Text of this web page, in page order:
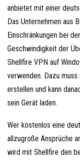
anbietet mit einer
Das Unternehmen aus
Einschränkungen bei
Geschwindigkeit der
Shellfire VPN auf
verwenden. Dazu
erstellen und kann
sein Gerät laden.
Wer kostenlos eine
allzugroße Ansprüche
wird mit Shellfire den